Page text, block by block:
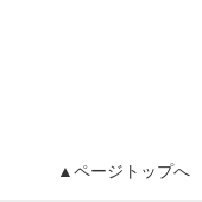
▲ページトップへ